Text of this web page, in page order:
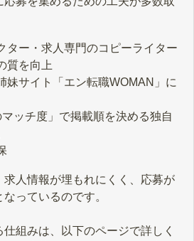
ター・求人専門のコピーライター
質を向上
妹サイト「エン転職WOMAN」に
マッチ度」で掲載順を決める独自
求人情報が埋もれにくく、応募が
っているのです。
組みは、以下のページで詳しく